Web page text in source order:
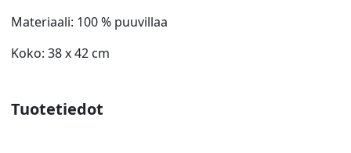
Materiaali: 100 % puuvillaa
Koko: 38 x 42 cm
Tuotetiedot